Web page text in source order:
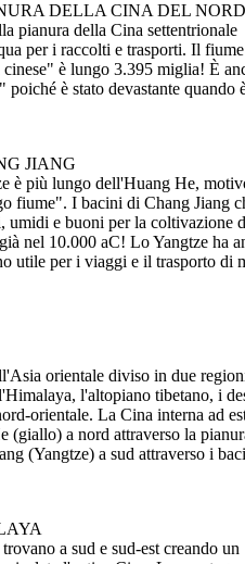
DELLA CINA DEL NORD
pianura della Cina settentrionale
per i raccolti e trasporti. Il
è lungo 3.395 miglia! È
è stato devastante quando
JIANG
è più lungo dell'Huang He,
fiume". I bacini di Chang Jiang
umidi e buoni per la coltivazione
nel 10.000 aC! Lo Yangtze ha
utile per i viaggi e il trasporto di
orientale diviso in due
l'altopiano tibetano, i
orientale. La Cina interna ad
(giallo) a nord attraverso la
(Yangtze) a sud attraverso i
a sud e sud-est creando un